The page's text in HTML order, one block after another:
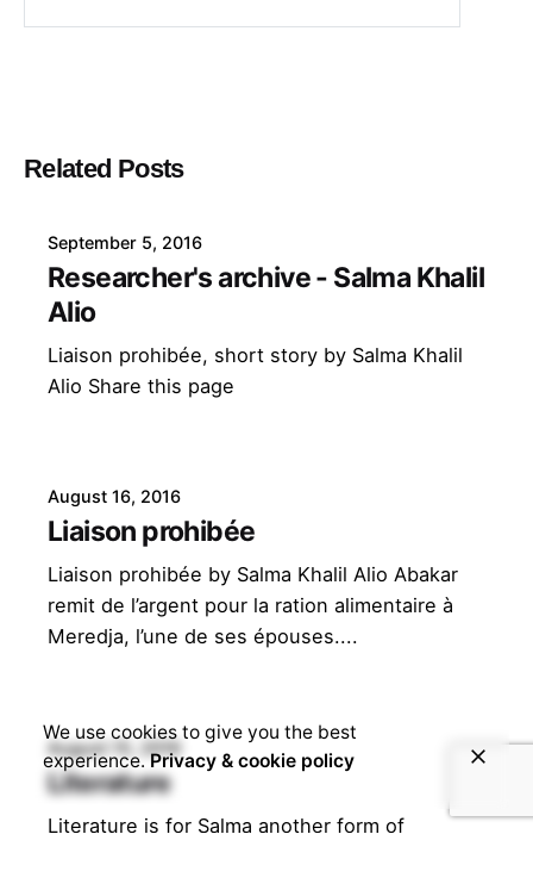
Related Posts
September 5, 2016
Researcher's archive - Salma Khalil
Alio
Liaison prohibée, short story by Salma Khalil
Alio Share this page
August 16, 2016
Liaison prohibée
Liaison prohibée by Salma Khalil Alio Abakar
remit de l’argent pour la ration alimentaire à
Meredja, l’une de ses épouses....
August 15, 2016
Literature
Literature is for Salma another form of
We use cookies to give you the best
experience.Privacy & cookie policy